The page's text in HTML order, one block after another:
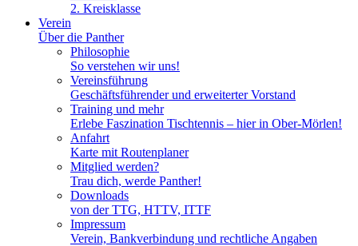
2. Kreisklasse
Verein
Über die Panther
Philosophie
So verstehen wir uns!
Vereinsführung
Geschäftsführender und erweiterter Vorstand
Training und mehr
Erlebe Faszination Tischtennis – hier in Ober-Mörlen!
Anfahrt
Karte mit Routenplaner
Mitglied werden?
Trau dich, werde Panther!
Downloads
von der TTG, HTTV, ITTF
Impressum
Verein, Bankverbindung und rechtliche Angaben